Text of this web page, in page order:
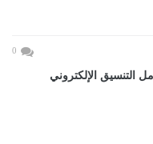
0
التنسيق الإلكتروني